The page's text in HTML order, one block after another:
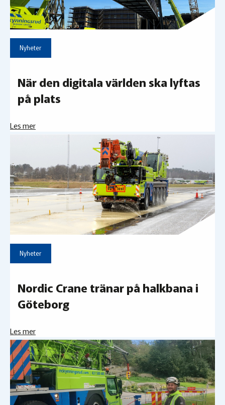
Nyheter
När den digitala världen ska lyftas
på plats
Les mer
Nyheter
Nordic Crane tränar på halkbana i
Göteborg
Les mer